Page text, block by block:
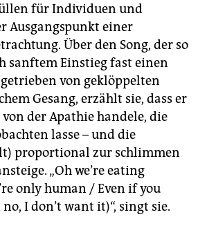
für Individuen und
Ausgangspunkt einer
Über den Song, der so
sanftem Einstieg fast einen
von geklöppelten
Gesang, erzählt sie, dass er
der Apathie handele, die
lasse – und die
proportional zur schlimmen
„Oh we’re eating
only human / Even if you
I don’t want it)“, singt sie.